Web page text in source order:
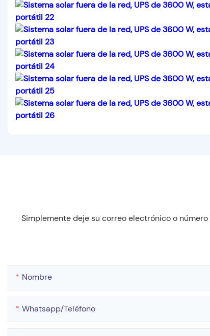
Simplemente deje su correo electrónico o
Nombre
Whatsapp/teléfono